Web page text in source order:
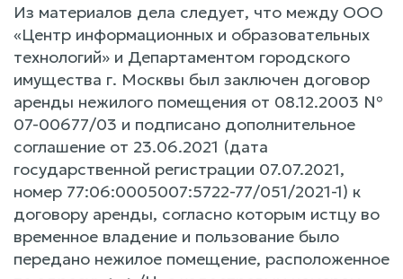
Из материалов дела следует, что между ООО
«Центр информационных и образовательных
технологий» и Департаментом городского
имущества г. Москвы был заключен договор
аренды нежилого помещения от 08.12.2003 №
07-00677/03 и подписано дополнительное
соглашение от 23.06.2021 (дата
государственной регистрации 07.07.2021,
номер 77:06:0005007:5722-77/051/2021-1) к
договору аренды, согласно которым истцу во
временное владение и пользование было
передано нежилое помещение, расположенное